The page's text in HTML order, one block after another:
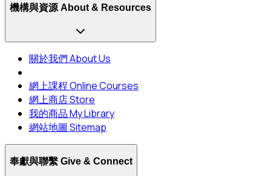
機構與資源 About & Resources
關於我們 About Us
網上課程 Online Courses
網上商店 Store
我的商品 My Library
網站地圖 Sitemap
奉獻與聯繫 Give & Connect